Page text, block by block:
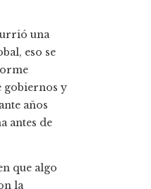
una
eso se
gobiernos y
años
antes de
que algo
la